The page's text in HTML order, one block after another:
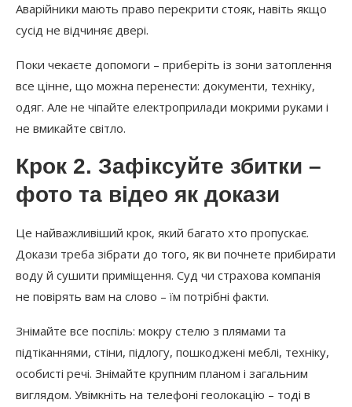
Аварійники мають право перекрити стояк, навіть якщо
сусід не відчиняє двері.
Поки чекаєте допомоги – приберіть із зони затоплення
все цінне, що можна перенести: документи, техніку,
одяг. Але не чіпайте електроприлади мокрими руками і
не вмикайте світло.
Крок 2. Зафіксуйте збитки –
фото та відео як докази
Це найважливіший крок, який багато хто пропускає.
Докази треба зібрати до того, як ви почнете прибирати
воду й сушити приміщення. Суд чи страхова компанія
не повірять вам на слово – їм потрібні факти.
Знімайте все поспіль: мокру стелю з плямами та
підтіканнями, стіни, підлогу, пошкоджені меблі, техніку,
особисті речі. Знімайте крупним планом і загальним
виглядом. Увімкніть на телефоні геолокацію – тоді в